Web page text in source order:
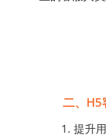
二、H5
1. 提升用